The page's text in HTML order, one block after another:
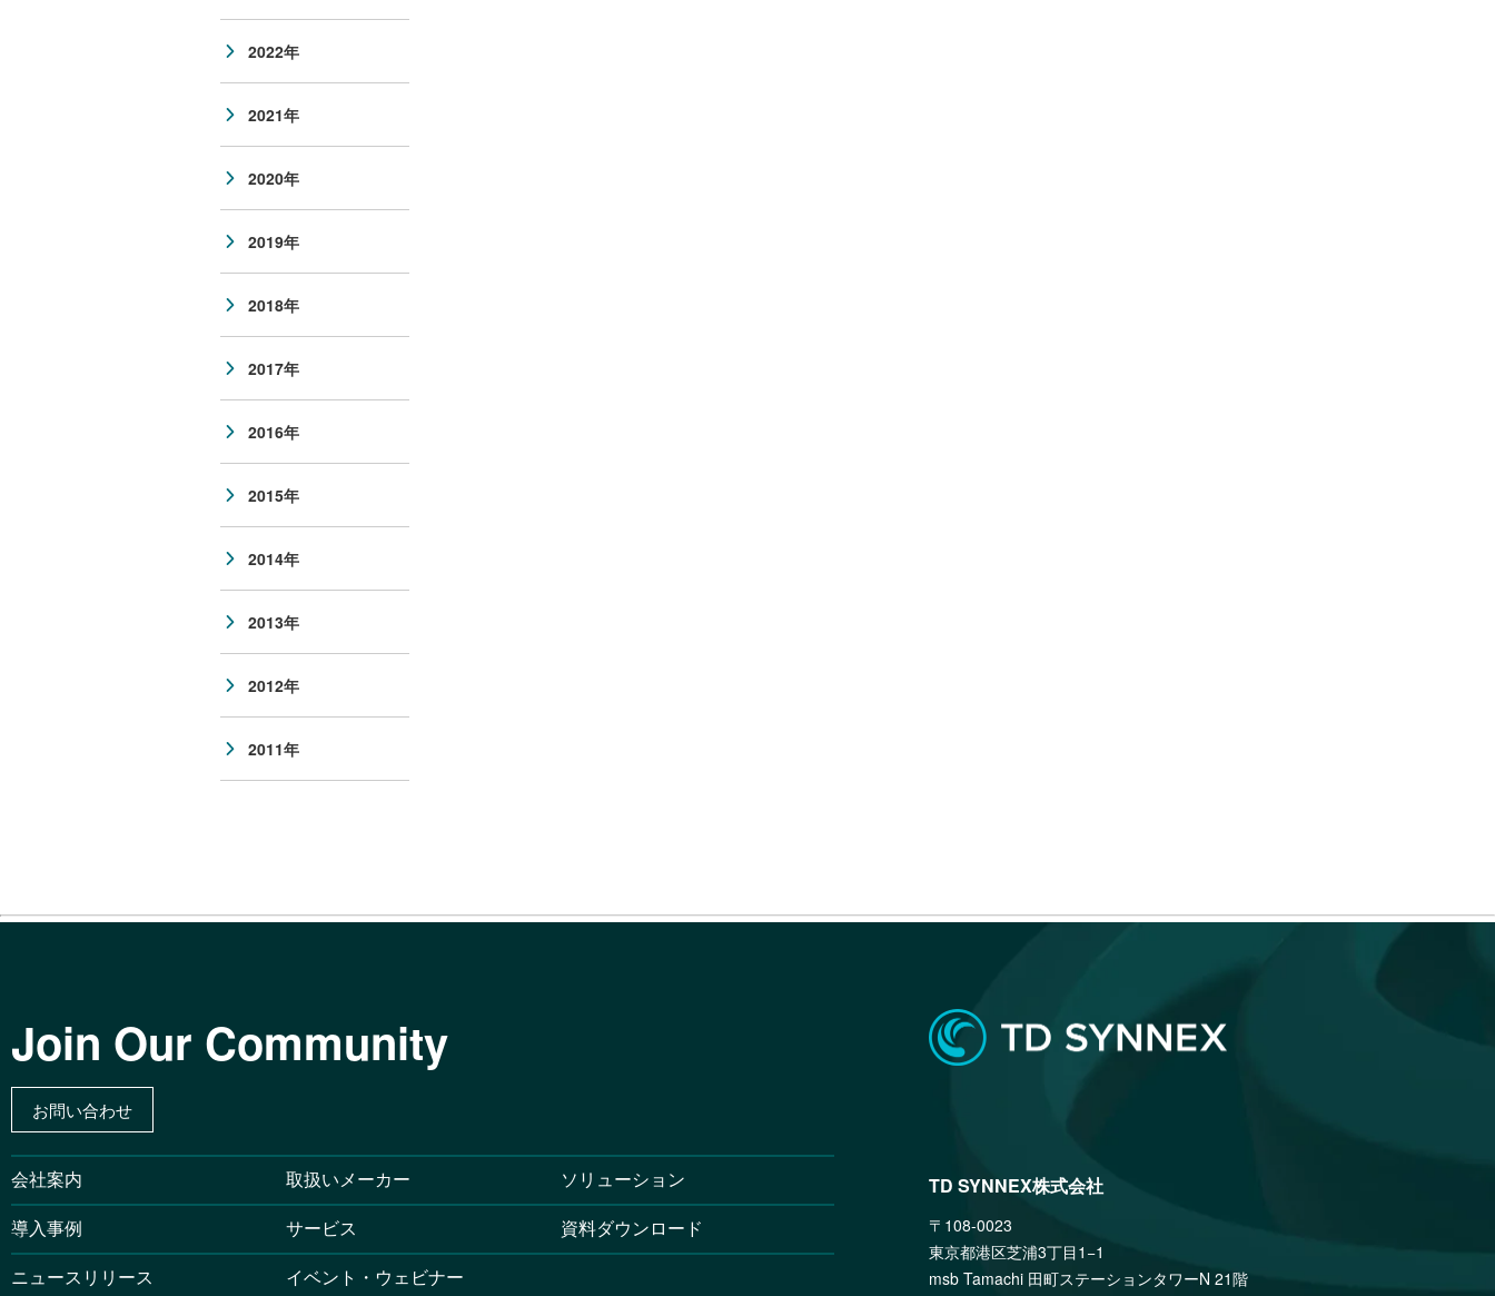
2022年
2021年
2020年
2019年
2018年
2017年
2016年
2015年
2014年
2013年
2012年
2011年
Join Our Community
お問い合わせ
会社案内 取扱いメーカー
ソリューション
導入事例
サービス
資料ダウンロード
ニュースリリース
イベント・ウェビナー
TD SYNNEX株式会社
〒108-0023
東京都港区芝浦3丁目1−1
msb Tamachi 田町ステーションタワーN 21階